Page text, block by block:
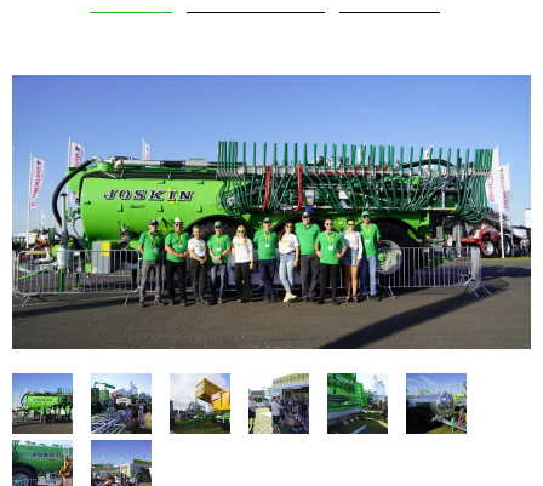
GRUPA
STREFA JOSKIN
FAN SHOP
PARTS BOOK
Nederlands
Español
Polski
Pobierz broszurę
Italiano